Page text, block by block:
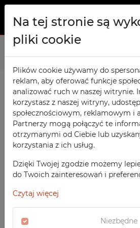
Na tej stronie są
pliki cookie
Plików cookie używamy do
reklam, aby oferować funkcje
analizować ruch w naszej witrynie.
korzystasz z naszej witryny,
społecznościowym, reklamowym i
Partnerzy mogą połączyć te
otrzymanymi od Ciebie lub
korzystania z ich usług.
Dzięki Twojej zgodzie możemy
do Twoich zainteresowań i
Czytaj więcej
Niezbędne
O NAS
PRODUKTY
Szafy TECHCODE RFID
Warsztatowe
Meble socjalne
Sportowe
Medyczne
Z nadrukiem
KONTAKT
ULUBIONE
OBSERWOWANE
LOGOWANIE
PRODUKTY /
WARSZTATOWE
Wózki Warsztatowe
BIUROWE
MEBLE SOCJALNE
SORTOWANIE
POLECANE
CENA ROSNĄCO
DATA DODANIA